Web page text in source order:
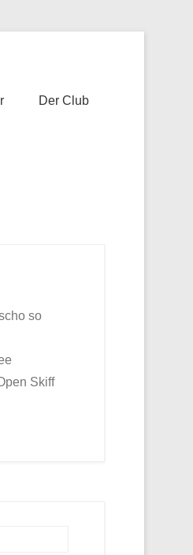
Der Club
so
Skiff